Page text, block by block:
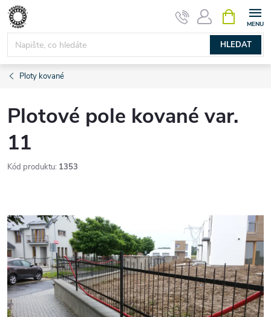
Přejít
obsah
HLEDAT
NÁKUPNÍ
KOŠÍK
Ploty kované
Plotové pole kované var.
11
Kód produktu: 1353